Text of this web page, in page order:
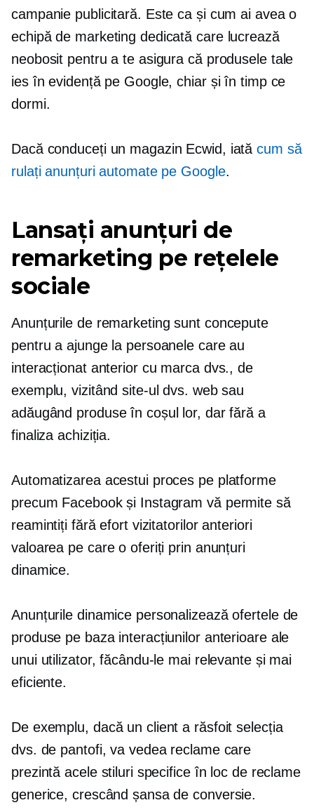
campanie publicitară. Este ca și cum ai avea o
echipă de marketing dedicată care lucrează
neobosit pentru a te asigura că produsele tale
ies în evidență pe Google, chiar și în timp ce
dormi.
Dacă conduceți un magazin Ecwid, iatăcum să
rulați anunțuri automate pe Google.
Lansați anunțuri de
remarketing pe rețelele
sociale
Anunțurile de remarketing sunt concepute
pentru a ajunge la persoanele care au
interacționat anterior cu marca dvs., de
exemplu, vizitând site-ul dvs. web sau
adăugând produse în coșul lor, dar fără a
finaliza achiziția.
Automatizarea acestui proces pe platforme
precum Facebook și Instagram vă permite să
reamintiți fără efort vizitatorilor anteriori
valoarea pe care o oferiți prin anunțuri
dinamice.
Anunțurile dinamice personalizează ofertele de
produse pe baza interacțiunilor anterioare ale
unui utilizator, făcându-le mai relevante și mai
eficiente.
De exemplu, dacă un client a răsfoit selecția
dvs. de pantofi, va vedea reclame care
prezintă acele stiluri specifice în loc de reclame
generice, crescând șansa de conversie.